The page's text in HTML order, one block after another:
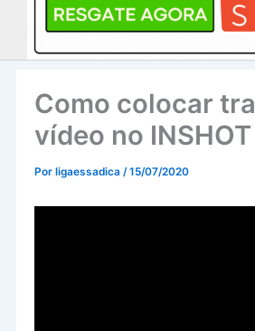
Como colocar
vídeo no INSHOT
Por ligaessadica /15/07/2020